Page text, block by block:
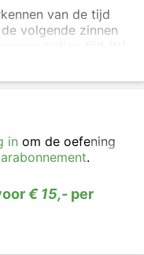
van de tijd
volgende zinnen
tijd (tt)
de tegenwoordige
in om de oefening
.
€ 15,- per